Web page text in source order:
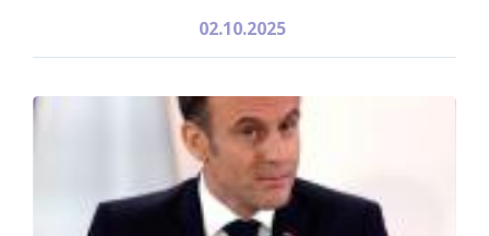
02.10.2025